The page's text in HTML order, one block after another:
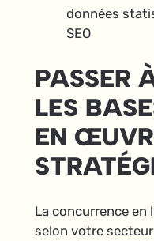
PASSER
LES
EN
La concurrence
selon votre